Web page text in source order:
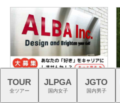
ゴルフの熱狂を、つくる仕
事。｜スタッフ募集中
TOUR
全ツアー
JLPGA
国内女子
JGTO
国内男子